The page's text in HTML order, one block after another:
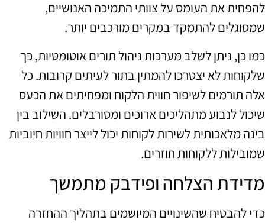
להפחית את העומס על צוותי התמיכה האנושיים,
שמסוגלים להתמקד במקרים מורכבים יותר.
כמו כן, ניתן לשלב מערכות ניהול תורים אוטומטיות, כך
שלקוחות לא יצטרכו להמתין בתור לעיתים קרובות. כל
אלה תורמים לשיפור חווית הלקוח ומפחיתים את הכעס
שיכול לנבוע מתהליכים ארוכים ומסורבלים. השילוב בין
בינה מלאכותית לשירות לקוחות יכול לייצר חוויות חיוביות
שמובילות ללקוחות חוזרים.
מדידת הצלחה ופידבק מתמשך
כדי להבטיח שהשינויים המיושמים בתהליך ההחזרה